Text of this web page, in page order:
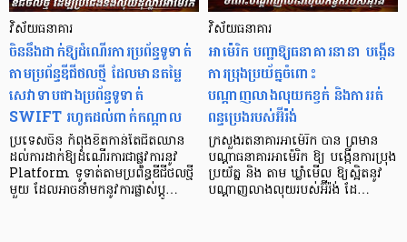
វិស័យធនាគារ
ចិននឹងដាក់ឱ្យដំណើរការប្រព័ន្ធទូទាត់
តាមប្រព័ន្ធឌីជីថលថ្មី ដែលមានតម្លៃ
សេវាទាបជាងប្រព័ន្ធទូទាត់
SWIFT រហូតដល់ពាក់កណ្តាល
ប្រទេសចិន កំពុងខិតកាន់តែជិតឈាន
ដល់ការដាក់ឱ្យដំណើរការជាផ្លូវការនូវ
Platform ទូទាត់តាមប្រព័ន្ធឌីជីថលថ្មី
មួយ ដែលអាចនាំមកនូវការផ្លាស់ប្តូ…
វិស័យធនាគារ
អាម៉េរិក បញ្ជាឱ្យធនាគារនានា បង្កើន
ការប្រុងប្រយ័ត្នចំពោះ
បណ្តាញលាងលុយកខ្វក់ និងការរត់
ពន្ធប្រេងរបស់អ៊ីរ៉ង់
​ក្រសួងរតនាគារអាម៉េរិក បាន ព្រមាន
បណ្ដាធនាគារអាម៉េរិក ឱ្យ បង្កើនការប្រុង
ប្រយ័ត្ន និង តាម ឃ្លាំមើល ឱ្យស្អិតនូវ
បណ្តាញលាងលុយរបស់អ៊ីរ៉ង់ ដែ…